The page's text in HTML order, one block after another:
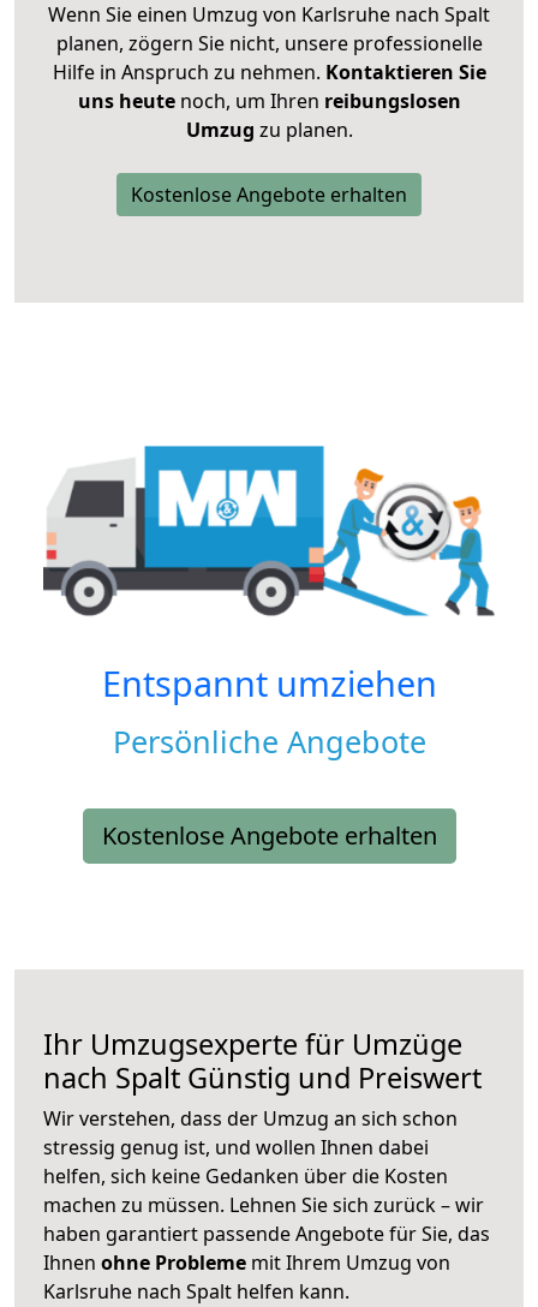
Wenn Sie einen Umzug von Karlsruhe nach Spalt
planen, zögern Sie nicht, unsere professionelle
Hilfe in Anspruch zu nehmen. Kontaktieren Sie
uns heutenoch, um Ihren reibungslosen
Umzug zu planen.
Kostenlose Angebote erhalten
Entspannt umziehen
Persönliche Angebote
Kostenlose Angebote erhalten
Ihr Umzugsexperte für Umzüge
nach Spalt Günstig und Preiswert
Wir verstehen, dass der Umzug an sich schon
stressig genug ist, und wollen Ihnen dabei
helfen, sich keine Gedanken über die Kosten
machen zu müssen. Lehnen Sie sich zurück – wir
haben garantiert passende Angebote für Sie, das
Ihnen ohne Probleme mit Ihrem Umzug von
Karlsruhe nach Spalt helfen kann.